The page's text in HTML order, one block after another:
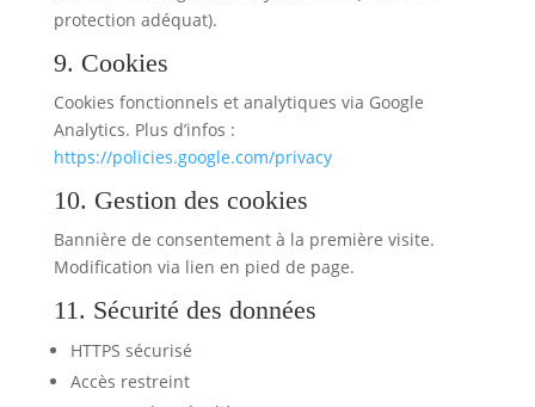
protection adéquat).
9. Cookies
Cookies fonctionnels et analytiques via Google
Analytics. Plus d’infos :
https://policies.google.com/privacy
10. Gestion des cookies
Bannière de consentement à la première visite.
Modification via lien en pied de page.
11. Sécurité des données
HTTPS sécurisé
Accès restreint